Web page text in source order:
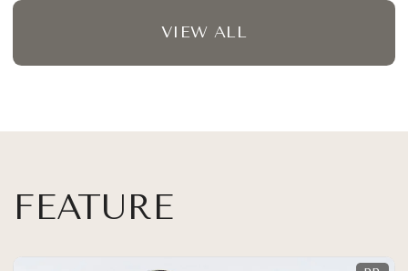
VIEW ALL
FEATURE